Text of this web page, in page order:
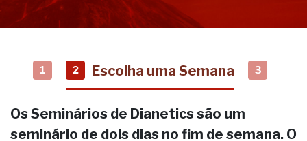
1 2 Escolha uma Semana 3
Os Seminários de Dianetics são um
seminário de dois dias no fim de semana. O